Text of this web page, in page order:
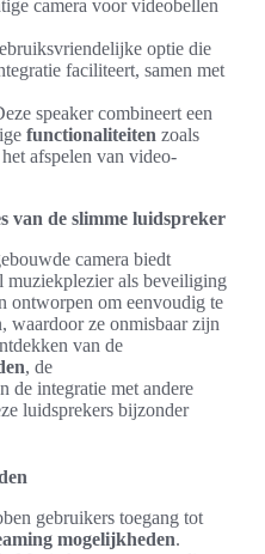
camera voor videobellen
optie die
faciliteert, samen met
speaker combineert een
functionaliteiten zoals
afspelen van video-
van de slimme luidspreker
camera biedt
muziekplezier als beveiliging
ontworpen om eenvoudig te
waardoor ze onmisbaar zijn
van de
, de
de integratie met andere
luidsprekers bijzonder
gebruikers toegang tot
mogelijkheden.